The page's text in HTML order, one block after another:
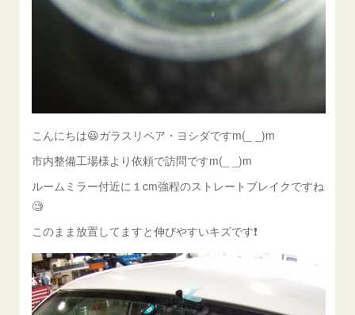
こんにちは😃ガラスリペア・ヨシダですm(_ _)m
市内整備工場様より依頼で訪問ですm(_ _)m
ルームミラー付近に１cm強程のストレートブレイクですね
🧐
このまま放置してますと伸びやすいキズです❗️